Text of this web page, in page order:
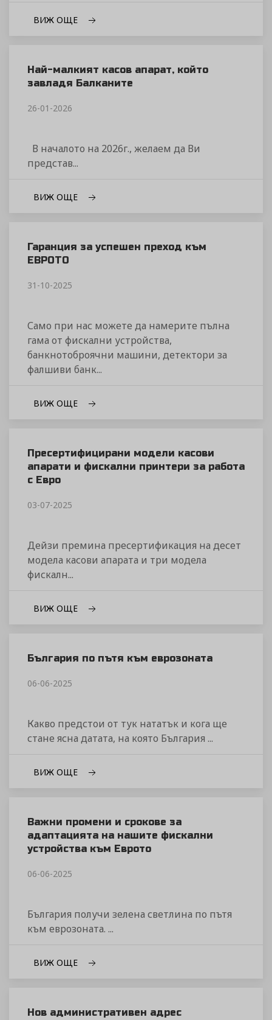
ВИЖ ОЩЕ
Най-малкият касов апарат, който
завладя Балканите
26-01-2026
В началото на 2026г., желаем да Ви
представ...
ВИЖ ОЩЕ
Гаранция за успешен преход към
ЕВРОТО
31-10-2025
Само при нас можете да намерите пълна
гама от фискални устройства,
банкнотоброячни машини, детектори за
фалшиви банк...
ВИЖ ОЩЕ
Пресертифицирани модели касови
апарати и фискални принтери за работа
с Евро
03-07-2025
Дейзи премина пресертификация на десет
модела касови апарата и три модела
фискалн...
ВИЖ ОЩЕ
България по пътя към еврозоната
06-06-2025
Какво предстои от тук нататък и кога ще
стане ясна датата, на която България ...
ВИЖ ОЩЕ
Важни промени и срокове за
адаптацията на нашите фискални
устройства към Еврото
06-06-2025
България получи зелена светлина по пътя
към еврозоната. ...
ВИЖ ОЩЕ
Нов административен адрес